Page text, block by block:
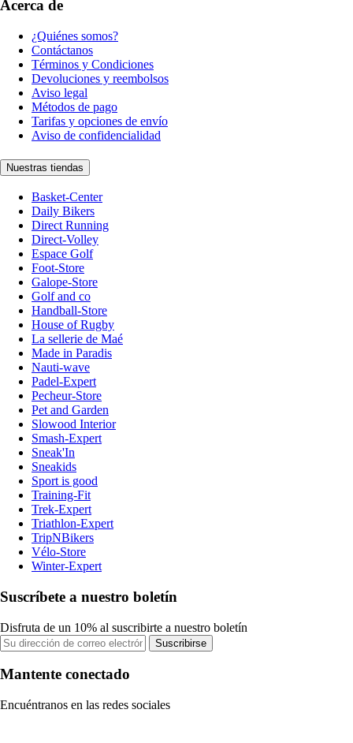
Acerca de
¿Quiénes somos?
Contáctanos
Términos y Condiciones
Devoluciones y reembolsos
Aviso legal
Métodos de pago
Tarifas y opciones de envío
Aviso de confidencialidad
Nuestras tiendas
Basket-Center
Daily Bikers
Direct Running
Direct-Volley
Espace Golf
Foot-Store
Galope-Store
Golf and co
Handball-Store
House of Rugby
La sellerie de Maé
Made in Paradis
Nauti-wave
Padel-Expert
Pecheur-Store
Pet and Garden
Slowood Interior
Smash-Expert
Sneak'In
Sneakids
Sport is good
Training-Fit
Trek-Expert
Triathlon-Expert
TripNBikers
Vélo-Store
Winter-Expert
Suscríbete a nuestro boletín
Disfruta de un 10% al suscribirte a nuestro boletín
Suscribirse
Mantente conectado
Encuéntranos en las redes sociales